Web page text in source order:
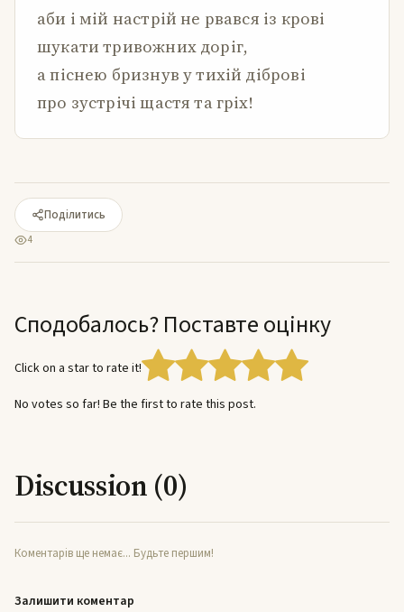
аби і мій настрій не рвався із крові
шукати тривожних доріг,
а піснею бризнув у тихій діброві
про зустрічі щастя та гріх!
Поділитись
4
Сподобалось? Поставте оцінку
Click on a star to rate it!
No votes so far! Be the first to rate this post.
Discussion (0)
Коментарів ще немає... Будьте першим!
Залишити коментар